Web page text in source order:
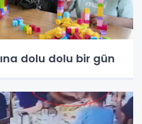
dolu dolu bir gün